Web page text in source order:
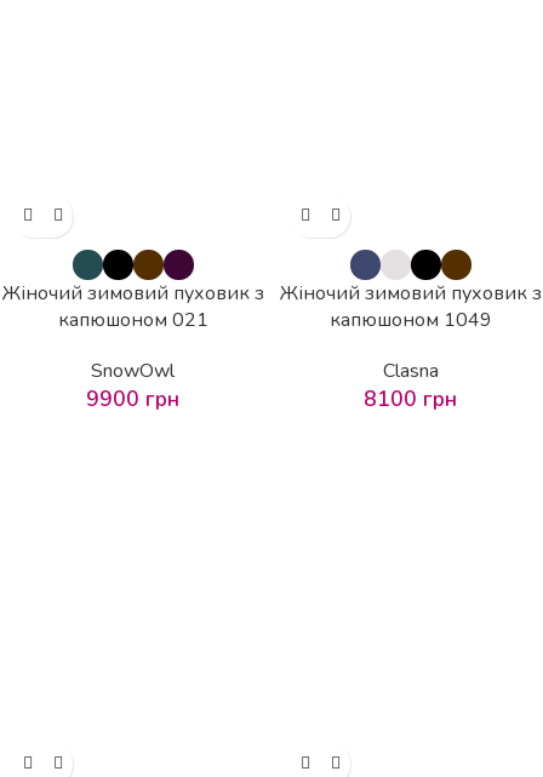
Жіночий зимовий пуховик з
капюшоном 021
SnowOwl
9900 грн
Жіночий зимовий пуховик з
капюшоном 1049
Clasna
8100 грн